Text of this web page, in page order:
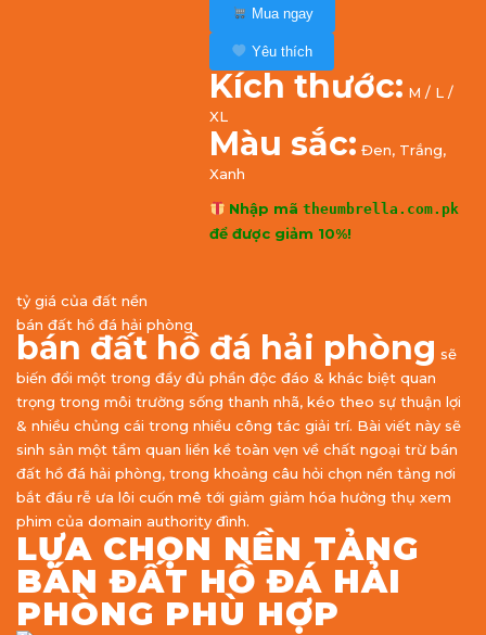
Mua ngay
Yêu thích
Kích thước: M / L /
XL
Màu sắc: Đen, Trắng,
Xanh
Nhập mãtheumbrella.com.pk
để được giảm 10%!
tỷ giá của đất nền
bán đất hồ đá hải phòng
bán đất hồ đá hải phòng sẽ
biến đổi một trong đầy đủ phần độc đáo & khác biệt quan
trọng trong môi trường sống thanh nhã, kéo theo sự thuận lợi
& nhiều chủng cái trong nhiều công tác giải trí. Bài viết này sẽ
sinh sản một tầm quan liền kề toàn vẹn về chất ngoại trừ bán
đất hồ đá hải phòng, trong khoảng câu hỏi chọn nền tảng nơi
bắt đầu rễ ưa lôi cuốn mê tới giảm giảm hóa hưởng thụ xem
phim của domain authority đình.
LỰA CHỌN NỀN TẢNG
BÁN ĐẤT HỒ ĐÁ HẢI
PHÒNG PHÙ HỢP